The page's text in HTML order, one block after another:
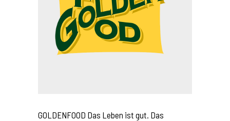
GOLDENFOOD Das Leben ist gut. Das